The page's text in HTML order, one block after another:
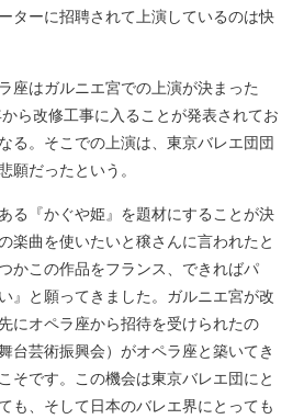
ターに招聘されて上演しているのは快
座はガルニエ宮での上演が決まった
ら改修工事に入ることが発表されてお
る。そこでの上演は、東京バレエ団団
願だったという。
る『かぐや姫』を題材にすることが決
楽曲を使いたいと穣さんに言われたと
かこの作品をフランス、できればパ
』と願ってきました。ガルニエ宮が改
にオペラ座から招待を受けられたの
台芸術振興会）がオペラ座と築いてき
そです。この機会は東京バレエ団にと
も、そして日本のバレエ界にとっても